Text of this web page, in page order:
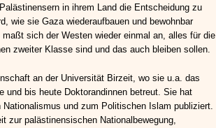
in ihrem Land die Entscheidung zu
wie sie Gaza wiederaufbauen und bewohnbar
sich der Westen wieder einmal an, alles für die
zweiter Klasse sind und das auch bleiben sollen.
an der Universität Birzeit, wo sie u.a. das
und bis heute Doktorandinnen betreut. Sie hat
und zum Politischen Islam publiziert.
zur palästinensischen Nationalbewegung,